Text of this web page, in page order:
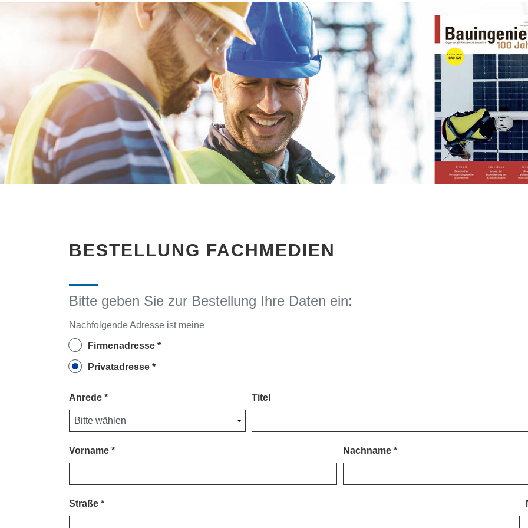
BESTELLUNG FACHMEDIEN
Bitte geben Sie zur Bestellung Ihre Daten ein:
Nachfolgende Adresse ist meine
Firmenadresse
Privatadresse
Anrede Titel
Vorname Nachname
Straße